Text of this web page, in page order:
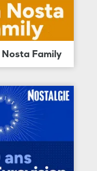
Nosta Family